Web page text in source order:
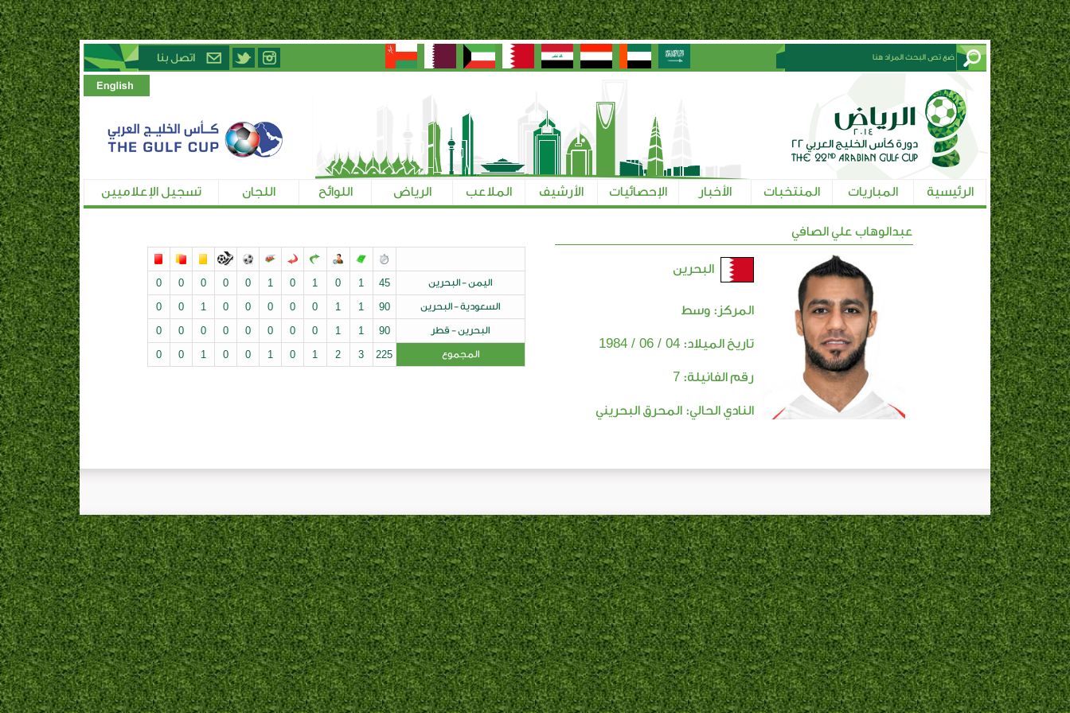
الرئيسية المباريات المنتخبات الأخبار الإحصائيات الأرشيف الملاعب الرياض اللوائح اللجان تسجيل الإعلاميين
عبدالوهاب علي الصافي
البحرين
المركز: وسط
تاريخ الميلاد: 04 / 06 / 1984
رقم الفانيلة: 7
النادي الحالي: المحرق البحريني
اليمن - البحرين 45
1
0
1
0
1
0
0
0
0
0
السعودية - البحرين 90
1
1
0
0
0
0
0
1
0
0
البحرين - قطر 90
1
1
0
0
0
0
0
0
0
0
المجموع 225
3
2
1
0
1
0
0
1
0
0